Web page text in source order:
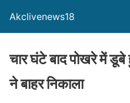
Akclivenews18
चार घंटे बाद पोखरे में
ने बाहर निकाला